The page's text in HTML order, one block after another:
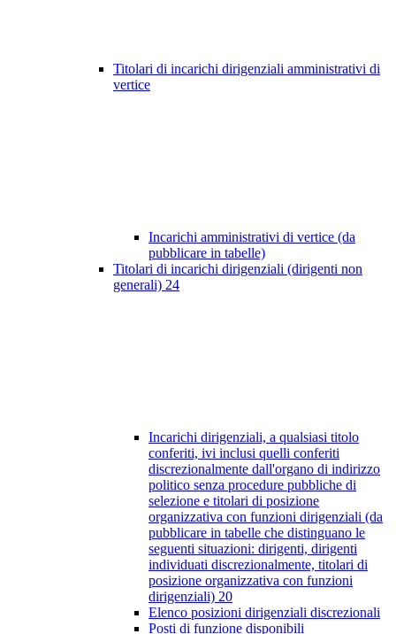
Titolari di incarichi dirigenziali amministrativi di
vertice
Incarichi amministrativi di vertice (da
pubblicare in tabelle)
Titolari di incarichi dirigenziali (dirigenti non
generali) 24
Incarichi dirigenziali, a qualsiasi titolo
conferiti, ivi inclusi quelli conferiti
discrezionalmente dall'organo di indirizzo
politico senza procedure pubbliche di
selezione e titolari di posizione
organizzativa con funzioni dirigenziali (da
pubblicare in tabelle che distinguano le
seguenti situazioni: dirigenti, dirigenti
individuati discrezionalmente, titolari di
posizione organizzativa con funzioni
dirigenziali) 20
Elenco posizioni dirigenziali discrezionali
Posti di funzione disponibili